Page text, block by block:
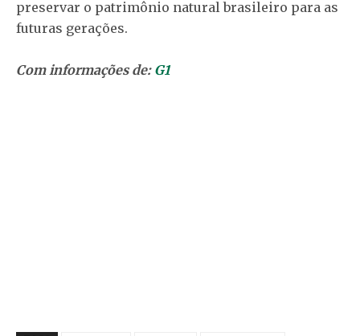
preservar o patrimônio natural brasileiro para as
futuras gerações.
Com informações de: G1